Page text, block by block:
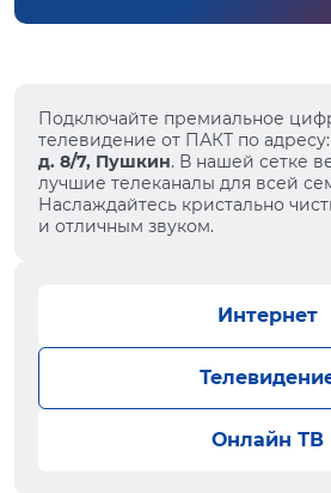
Подключайте премиальное
телевидение от ПАКТ по адресу:
д. 8/7, Пушкин. В нашей сетке
лучшие телеканалы для всей
Наслаждайтесь кристально
и отличным звуком.
Интернет
Онлайн ТВ